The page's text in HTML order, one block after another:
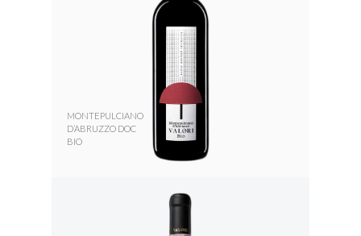
MONTEPULCIANO
D’ABRUZZO DOC
BIO